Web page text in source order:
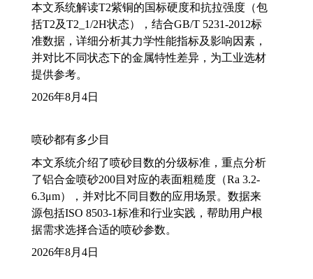
本文系统解读T2紫铜的国标硬度和抗拉强度（包
括T2及T2_1/2H状态），结合GB/T 5231-2012标
准数据，详细分析其力学性能指标及影响因素，
并对比不同状态下的金属特性差异，为工业选材
提供参考。
2026年8月4日
喷砂都有多少目
本文系统介绍了喷砂目数的分级标准，重点分析
了铝合金喷砂200目对应的表面粗糙度（Ra 3.2-
6.3μm），并对比不同目数的应用场景。数据来
源包括ISO 8503-1标准和行业实践，帮助用户根
据需求选择合适的喷砂参数。
2026年8月4日